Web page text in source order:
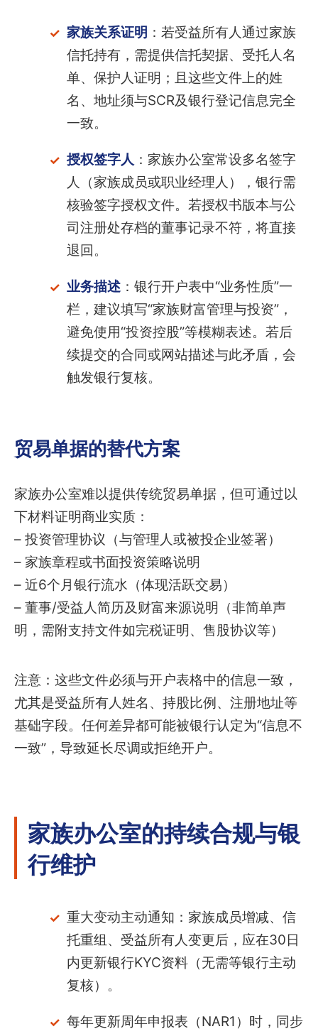
家族关系证明 ：若受益所有人通过家族
信托持有，需提供信托契据、受托人名
单、保护人证明；且这些文件上的姓
名、地址须与SCR及银行登记信息完全
一致。
授权签字人 ：家族办公室常设多名签字
人（家族成员或职业经理人），银行需
核验签字授权文件。若授权书版本与公
司注册处存档的董事记录不符，将直接
退回。
业务描述：银行开户表中“业务性质”一
栏，建议填写“家族财富管理与投资”，
避免使用“投资控股”等模糊表述。若后
续提交的合同或网站描述与此矛盾，会
触发银行复核。
贸易单据的替代方案
家族办公室难以提供传统贸易单据，但可通过以
下材料证明商业实质：
– 投资管理协议（与管理人或被投企业签署）
– 家族章程或书面投资策略说明
– 近6个月银行流水（体现活跃交易）
– 董事/受益人简历及财富来源说明（非简单声
明，需附支持文件如完税证明、售股协议等）
注意：这些文件必须与开户表格中的信息一致，
尤其是受益所有人姓名、持股比例、注册地址等
基础字段。任何差异都可能被银行认定为“信息不
一致”，导致延长尽调或拒绝开户。
家族办公室的持续合规与银
行维护
重大变动主动通知：家族成员增减、信
托重组、受益所有人变更后，应在30日
内更新银行KYC资料（无需等银行主动
复核）。
每年更新周年申报表（NAR1）时，同步